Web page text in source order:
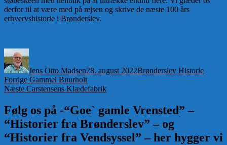
derfor til at være med på rejsen og skrive de næste 100 års
erhvervshistorie i Brønderslev.
Jens Otto Madsen28. august 2022Brønderslev Historie
Indlægsnavigation
Forrige Forrige
indlæg:
Gammel Buurholt
Næste Næste
Carstensens Klædefabrik
Følg os på -“Goe` gamle Vrensted” –
“Historier fra Brønderslev” – og
“Historier fra Vendsyssel” – her hygger vi